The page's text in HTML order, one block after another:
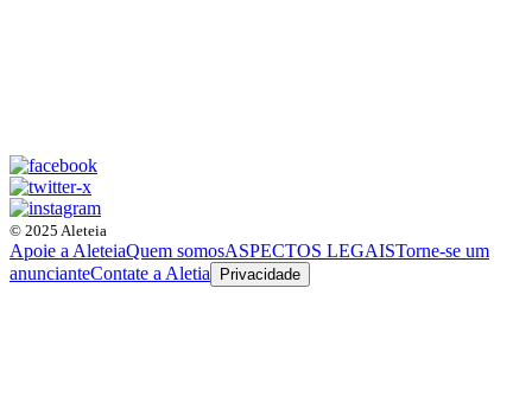
© 2025 Aleteia
Apoie a AleteiaQuem somosASPECTOS LEGAISTorne-se um
anuncianteContate a Aletia Privacidade